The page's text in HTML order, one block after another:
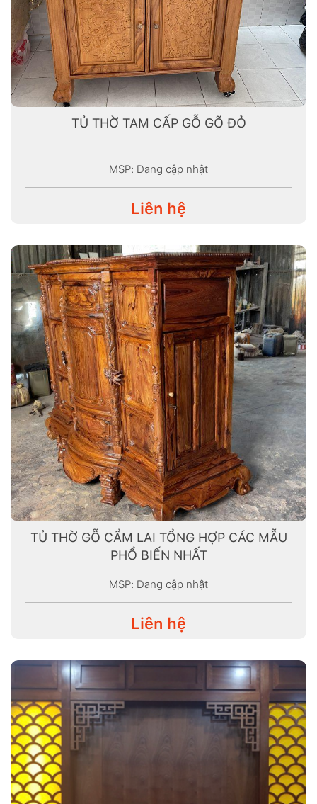
TỦ THỜ TAM CẤP GỖ GÕ ĐỎ
MSP: Đang cập nhật
Liên hệ
TỦ THỜ GỖ CẨM LAI TỔNG HỢP CÁC MẪU
PHỔ BIẾN NHẤT
MSP: Đang cập nhật
Liên hệ